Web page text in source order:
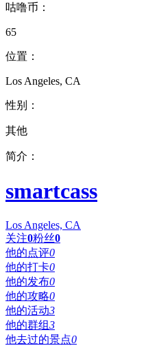
咕噜币：
65
位置：
Los Angeles, CA
性别：
其他
简介：
smartcass
Los Angeles, CA
关注0粉丝0
他的点评0
他的打卡0
他的发布0
他的攻略0
他的活动3
他的群组3
他去过的景点0